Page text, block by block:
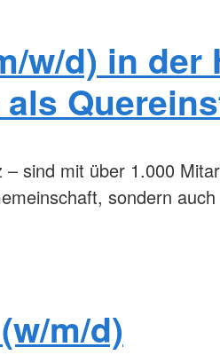
w/d) in
sind mit über 1.000
sondern
m/d)